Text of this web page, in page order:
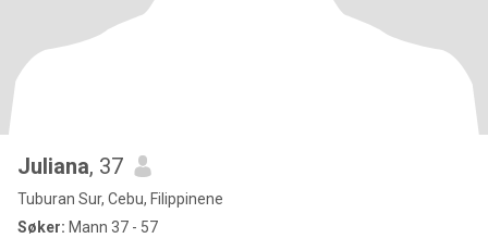
Juliana, 37
Tuburan Sur, Cebu, Filippinene
Søker: Mann 37 - 57